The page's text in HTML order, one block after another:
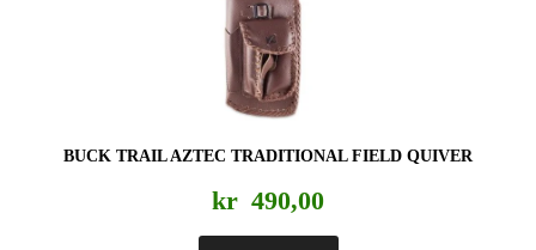
BUCK TRAIL AZTEC TRADITIONAL FIELD QUIVER
kr 490,00